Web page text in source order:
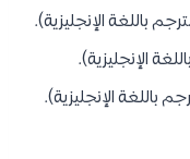
باللغة الإنجليزية).
الإنجليزية).
باللغة الإنجليزية).